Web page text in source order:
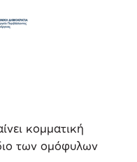
κομματική
των ομόφυλων